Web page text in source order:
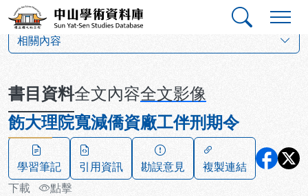
跳到主要內容
中山學術資料庫
相關內容
書目資料全文內容全文影像
飭大理院寬減僑資廠工伴刑期令
學習筆記 引用資訊 勘誤意見
複製連結
下載
點擊